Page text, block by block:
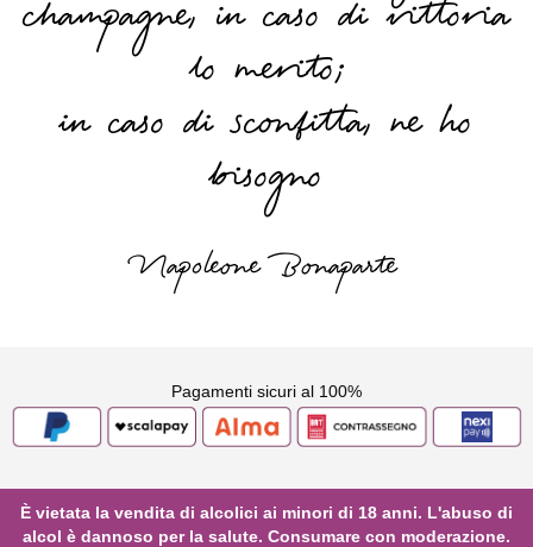
champagne, in caso di vittoria
lo merito;
in caso di sconfitta, ne ho
bisogno
Napoleone Bonaparte
Pagamenti sicuri al 100%
È vietata la vendita di alcolici ai minori di 18 anni. L'abuso di
alcol è dannoso per la salute. Consumare con moderazione.